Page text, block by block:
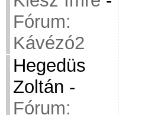
Fórum:
Kávézó2
Hegedüs
Zoltán -
Fórum: